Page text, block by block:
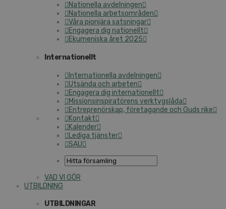
Nationella avdelningen
Nationella arbetsområden
Våra pionjära satsningar
Engagera dig nationellt
Ekumeniska året 2025
Internationellt
Internationella avdelningen
Utsända och arbeten
Engagera dig internationellt
Missionsinspiratörens verktygslåda
Entreprenörskap, företagande och Guds rike
Kontakt
Kalender
Lediga tjänster
SAU
VAD VI GÖR
UTBILDNING
UTBILDNINGAR